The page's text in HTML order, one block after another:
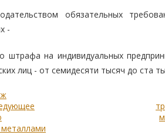
обязательных
-
штрафа на индивидуальных
лиц - от семидесяти тысяч до ста